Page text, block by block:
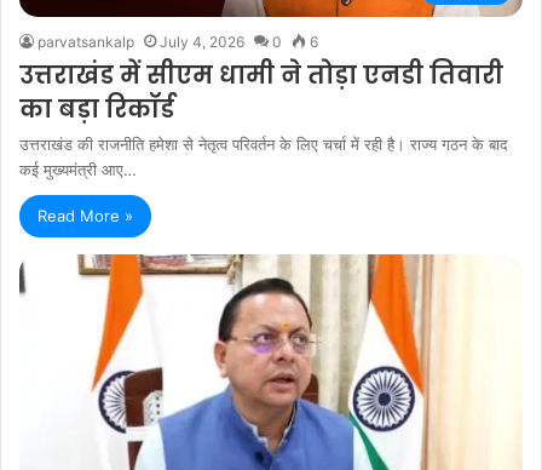
parvatsankalp July 4, 2026 0 6
उत्तराखंड में सीएम धामी ने तोड़ा एनडी तिवारी
का बड़ा रिकॉर्ड
उत्तराखंड की राजनीति हमेशा से नेतृत्व परिवर्तन के लिए चर्चा में रही है। राज्य गठन के बाद
कई मुख्यमंत्री आए…
Read More »